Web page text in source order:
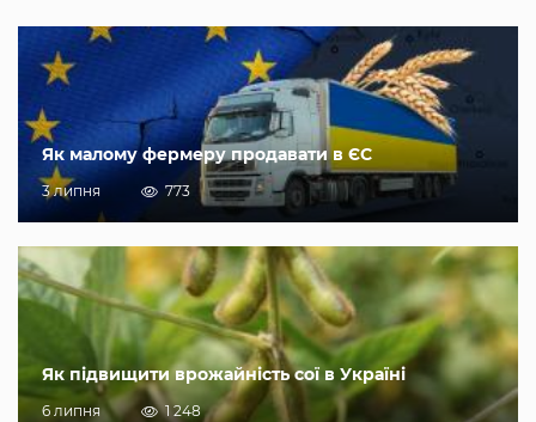
Як малому фермеру продавати в ЄС
3 липня 773
Як підвищити врожайність сої в Україні
6 липня 1 248